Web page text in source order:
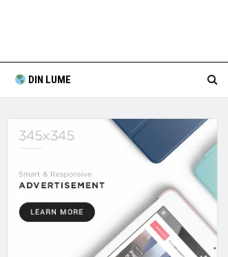
DIN LUME